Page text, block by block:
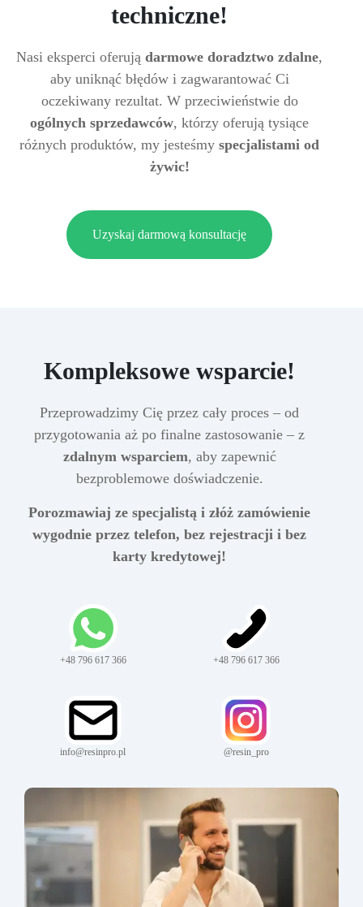
techniczne!
Nasi eksperci oferują darmowe doradztwo zdalne,
aby uniknąć błędów i zagwarantować Ci
oczekiwany rezultat. W przeciwieństwie do
ogólnych sprzedawców, którzy oferują tysiące
różnych produktów, my jesteśmy specjalistami od
żywic!
Uzyskaj darmową konsultację
Kompleksowe wsparcie!
Przeprowadzimy Cię przez cały proces – od
przygotowania aż po finalne zastosowanie – z
zdalnym wsparciem, aby zapewnić
bezproblemowe doświadczenie.
Porozmawiaj ze specjalistą i złóż zamówienie
wygodnie przez telefon, bez rejestracji i bez
karty kredytowej!
+48 796 617 366 +48 796 617 366
info@resinpro.pl @resin_pro